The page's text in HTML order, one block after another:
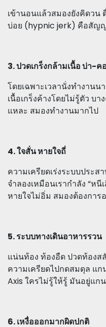
เข้านอนแล้วสมองยังคิดวน
บ่อย (hypnic jerk) คือสัญ
3. ปวดเกร็งกล้ามเนื้อ บ่า-
โดยเฉพาะเวลานั่งทำงาน
เนื้อเกร็งค้างโดยไม่รู้ตัว บ
แหละ สมองทำงานมากไป
4. ใจสั่น หายใจถี่
ความเครียดเร่งระบบประ
จำลองเหมือนเรากำลัง “ห
หายใจไม่อิ่ม สมองต้องการ
5. ระบบทางเดินอาหารรวน
แน่นท้อง ท้องอืด ปวดท้องส
ความเครียดไปกดสมดุล แ
Axis ใครไม่รู้ให้รู้ มันอยู่แก
6. เหงื่อออกมากผิดปกติ